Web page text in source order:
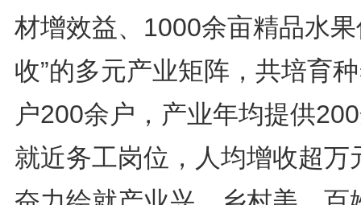
材增效益、1000余亩精品水
收”的多元产业矩阵，共培育
户200余户，产业年均提供
就近务工岗位，人均增收超万